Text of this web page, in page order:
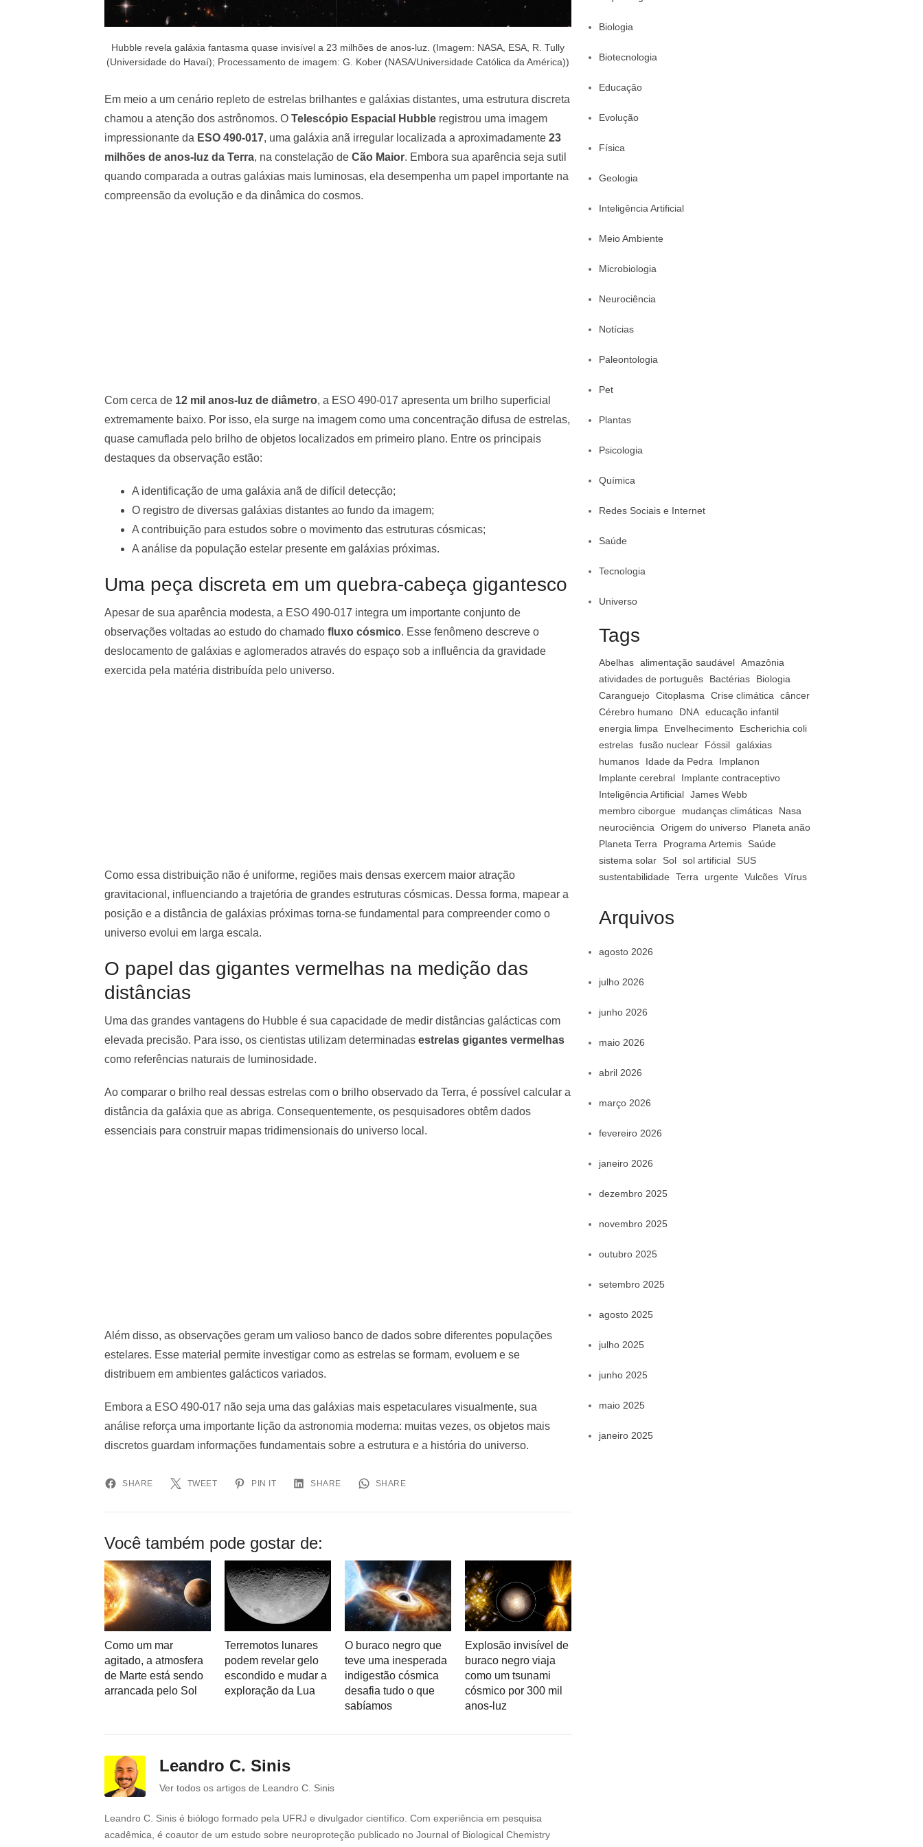
Hubble revela galáxia fantasma quase invisível a 23 milhões de anos-luz. (Imagem: NASA, ESA, R. Tully
(Universidade do Havaí); Processamento de imagem: G. Kober (NASA/Universidade Católica da América))
Em meio a um cenário repleto de estrelas brilhantes e galáxias distantes, uma estrutura discreta
chamou a atenção dos astrônomos. O Telescópio Espacial Hubble registrou uma imagem
impressionante da ESO 490-017, uma galáxia anã irregular localizada a aproximadamente 23
milhões de anos-luz da Terra, na constelação de Cão Maior. Embora sua aparência seja sutil
quando comparada a outras galáxias mais luminosas, ela desempenha um papel importante na
compreensão da evolução e da dinâmica do cosmos.
Com cerca de 12 mil anos-luz de diâmetro, a ESO 490-017 apresenta um brilho superficial
extremamente baixo. Por isso, ela surge na imagem como uma concentração difusa de estrelas,
quase camuflada pelo brilho de objetos localizados em primeiro plano. Entre os principais
destaques da observação estão:
A identificação de uma galáxia anã de difícil detecção;
O registro de diversas galáxias distantes ao fundo da imagem;
A contribuição para estudos sobre o movimento das estruturas cósmicas;
A análise da população estelar presente em galáxias próximas.
Uma peça discreta em um quebra-cabeça gigantesco
Apesar de sua aparência modesta, a ESO 490-017 integra um importante conjunto de
observações voltadas ao estudo do chamado fluxo cósmico. Esse fenômeno descreve o
deslocamento de galáxias e aglomerados através do espaço sob a influência da gravidade
exercida pela matéria distribuída pelo universo.
Como essa distribuição não é uniforme, regiões mais densas exercem maior atração
gravitacional, influenciando a trajetória de grandes estruturas cósmicas. Dessa forma, mapear a
posição e a distância de galáxias próximas torna-se fundamental para compreender como o
universo evolui em larga escala.
O papel das gigantes vermelhas na medição das
distâncias
Uma das grandes vantagens do Hubble é sua capacidade de medir distâncias galácticas com
elevada precisão. Para isso, os cientistas utilizam determinadas estrelas gigantes vermelhas
como referências naturais de luminosidade.
Ao comparar o brilho real dessas estrelas com o brilho observado da Terra, é possível calcular a
distância da galáxia que as abriga. Consequentemente, os pesquisadores obtêm dados
essenciais para construir mapas tridimensionais do universo local.
Além disso, as observações geram um valioso banco de dados sobre diferentes populações
estelares. Esse material permite investigar como as estrelas se formam, evoluem e se
distribuem em ambientes galácticos variados.
Embora a ESO 490-017 não seja uma das galáxias mais espetaculares visualmente, sua
análise reforça uma importante lição da astronomia moderna: muitas vezes, os objetos mais
discretos guardam informações fundamentais sobre a estrutura e a história do universo.
SHARE TWEET PIN IT SHARE SHARE
Você também pode gostar de:
Como um mar
agitado, a atmosfera
de Marte está sendo
arrancada pelo Sol
Terremotos lunares
podem revelar gelo
escondido e mudar a
exploração da Lua
O buraco negro que
teve uma inesperada
indigestão cósmica
desafia tudo o que
sabíamos
Explosão invisível de
buraco negro viaja
como um tsunami
cósmico por 300 mil
anos-luz
Leandro C. Sinis
Ver todos os artigos de Leandro C. Sinis
Leandro C. Sinis é biólogo formado pela UFRJ e divulgador científico. Com experiência em pesquisa
acadêmica, é coautor de um estudo sobre neuroproteção publicado no Journal of Biological Chemistry
Biologia
Biotecnologia
Educação
Evolução
Física
Geologia
Inteligência Artificial
Meio Ambiente
Microbiologia
Neurociência
Notícias
Paleontologia
Pet
Plantas
Psicologia
Química
Redes Sociais e Internet
Saúde
Tecnologia
Universo
Tags
Abelhas alimentação saudável Amazônia
atividades de português
Bactérias
Biologia
Caranguejo Citoplasma Crise climática
câncer
Cérebro humano
DNA educação infantil
energia limpa
Envelhecimento
Escherichia coli
estrelas fusão nuclear Fóssil galáxias
humanos
Idade da Pedra
Implanon
Implante cerebral
Implante contraceptivo
Inteligência Artificial James Webb
membro ciborgue
mudanças climáticas
Nasa
neurociência
Origem do universo
Planeta anão
Planeta Terra
Programa Artemis
Saúde
sistema solar
Sol sol artificial
SUS
sustentabilidade
Terra urgente Vulcões Vírus
Arquivos
agosto 2026
julho 2026
junho 2026
maio 2026
abril 2026
março 2026
fevereiro 2026
janeiro 2026
dezembro 2025
novembro 2025
outubro 2025
setembro 2025
agosto 2025
julho 2025
junho 2025
maio 2025
janeiro 2025